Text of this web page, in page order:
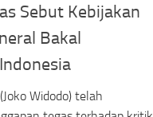
Sebut Kebijakan
Bakal
Widodo) telah